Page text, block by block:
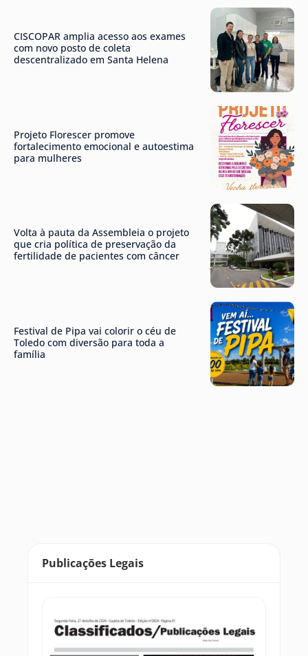
CISCOPAR amplia acesso aos exames
com novo posto de coleta
descentralizado em Santa Helena
Projeto Florescer promove
fortalecimento emocional e autoestima
para mulheres
Volta à pauta da Assembleia o projeto
que cria política de preservação da
fertilidade de pacientes com câncer
Festival de Pipa vai colorir o céu de
Toledo com diversão para toda a
família
Publicações Legais